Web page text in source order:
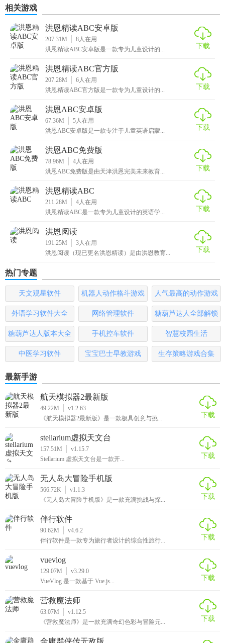
线上学习，线下巩固，启蒙有趣更有效。
【软件优势】
1、原创分级绘本，单词句型巧妙融入，自主阅读不费力。
2、写单词、拼句子巩固记忆，动画互动提高拼写兴趣。
3、单元测验检测掌握程度，错题讲解全面分析答疑。
4、遵从记忆曲线研发复习回顾算法，多重复习温故知新。
5、3D场景与角色动画模拟现实情境，生动讲解一看就懂。
6、趣味互动场景高频输入，标准美式发音多磨耳朵。
1、150套常用对话：多人在线互动英语角锻炼口语，智能口
语测评纠正发音。
2、100首原创儿歌：专业儿童音乐家原创英文儿歌，朗朗上
口易于记忆。
3、21类主题课程：水果和蔬菜、食物和饮品、运动和兴趣等
21类主题，将英语融入生活，学以致用。
4、4300个精选单词：通过字形闪现、音译结合、多次重复、
情景模拟和趣味游戏，强化记忆。
5、50本分级阅读：知名编剧原创分级绘本，单词句型巧妙融
入，让孩子喜欢上阅读。
1、全面化教学，帮助孩子更好的开启英语兴趣启蒙、语言能
力开发，做一个全面人才。
考等教学环节，开启自己的英语学习道路。
3、英语对话模式，多人在线互动英语角锻炼口语，标准美式
4、台通过字形闪现、音译结合、多次重复、情景模拟和趣味
游戏，强化小朋友的知识记忆，记的更牢。
5、趣味化教学内容，平台将单词融合到儿歌里面，用唱歌的
方式让小朋友郎朗上口。
6、口语交流角，英语角实景口语训练，智能语音测评发音更
准，让小朋友的发音更加的准确。
1、下载本站文件安装后打开，登录账号；
2、软件根据游戏的方式来学习各种单词；
相关游戏
洪恩精读ABC安卓版
207.31M 8 人在用
洪恩精读ABC安卓版是一款专为儿童设计的...
下载
洪恩精读ABC官方版
207.28M 6 人在用
洪恩精读ABC官方版是一款专为儿童设计的...
下载
洪恩ABC安卓版
67.36M 5 人在用
洪恩ABC安卓版是一款专注于儿童英语启蒙...
下载
洪恩ABC免费版
78.96M 4 人在用
洪恩ABC免费版是由天津洪恩完美未来教育...
下载
洪恩精读ABC
211.28M 4 人在用
洪恩精读ABC是一款专为儿童设计的英语学...
下载
洪恩阅读
191.25M 3 人在用
洪恩阅读（现已更名洪恩精读）是由洪恩教育...
下载
热门专题
天文观星软件
机器人动作格斗游戏
大全
人气最高的动作游戏
排行榜
外语学习软件大全 网络管理软件
糖葫芦达人全部解锁
版
糖葫芦达人版本大全 手机控车软件 智慧校园生活
中医学习软件 宝宝巴士早教游戏 生存策略游戏合集
最新手游
航天模拟器2最新版
49.22M
v1.2.63
《航天模拟器2最新版》是一款极具创意与挑...
下载
stellarium虚拟天文台
157.51M
v1.15.7
Stellarium 虚拟天文台是一款开...
下载
无人岛大冒险手机版
566.72K
v1.1.3
《无人岛大冒险手机版》是一款充满挑战与探...
下载
伴行软件
90.62M
v4.6.2
伴行软件是一款专为旅行者设计的综合性旅行...
下载
vuevlog
129.07M
v3.29.0
VueVlog 是一款基于 Vue.js...
下载
营救魔法师
63.07M
v1.12.5
《营救魔法师》是一款充满奇幻色彩与冒险元...
下载
金庸群侠传无敌版